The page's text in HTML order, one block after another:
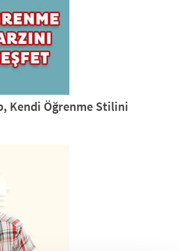
Kendi Öğrenme Stilini